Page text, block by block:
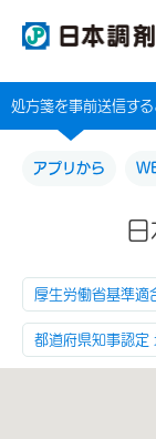
処方箋を事前送信す
アプリから
厚生労働省基準適
都道府県知事認定